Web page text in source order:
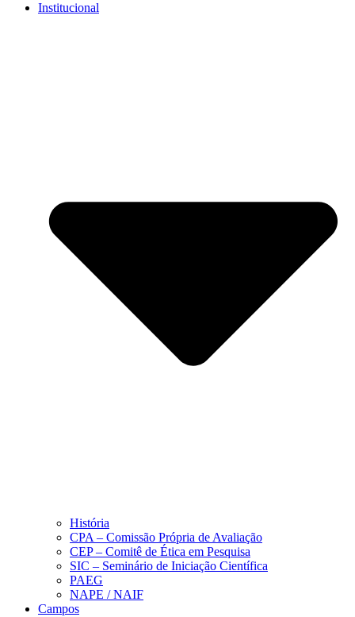
Institucional
História
CPA – Comissão Própria de Avaliação
CEP – Comitê de Ética em Pesquisa
SIC – Seminário de Iniciação Científica
PAEG
NAPE / NAIF
Campos